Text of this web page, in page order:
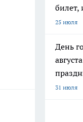
билет,
25 июля
День
31 июля